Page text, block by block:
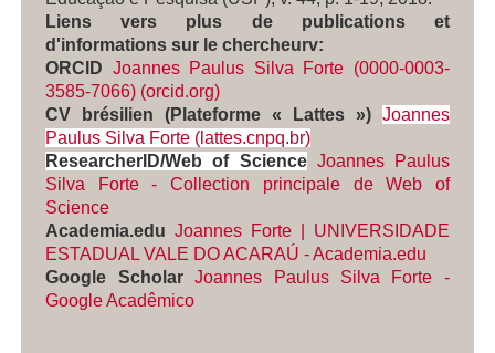
Liens vers plus de publications et
d'informations sur le chercheurv:
ORCID Joannes Paulus Silva Forte (0000-0003-
3585-7066) (orcid.org)
CV brésilien (Plateforme « Lattes ») Joannes
Paulus Silva Forte (lattes.cnpq.br)
ResearcherID/Web of Science Joannes Paulus
Silva Forte - Collection principale de Web of
Science
Academia.eduJoannes Forte | UNIVERSIDADE
ESTADUAL VALE DO ACARAÚ - Academia.edu
Google Scholar
Joannes Paulus Silva Forte -
Google Acadêmico